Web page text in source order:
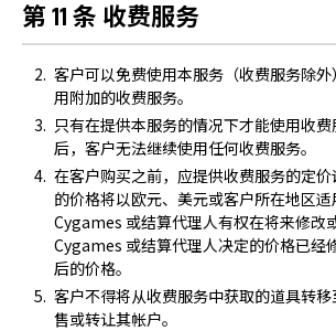
第 11 条 收费服务
客户可以免费使用本服务（收费服务除
用附加的收费服务。
只有在提供本服务的情况下才能使用收
后，客户无法继续使用任何收费服务。
在客户购买之前，应提供收费服务的定
的价格将以欧元、美元或客户所在地区适
Cygames 或结算代理人有权在将来修改
Cygames 或结算代理人决定的价格已经
后的价格。
客户不得将从收费服务中获取的道具转
售或转让其帐户。